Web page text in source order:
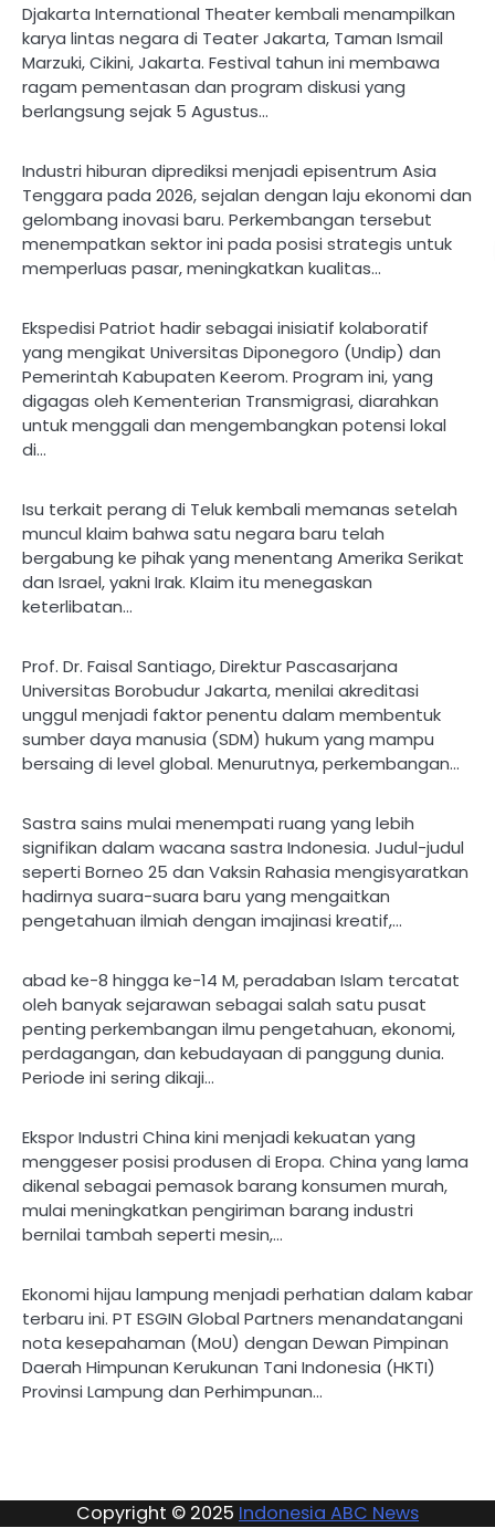
Djakarta International Theater kembali menampilkan
karya lintas negara di Teater Jakarta, Taman Ismail
Marzuki, Cikini, Jakarta. Festival tahun ini membawa
ragam pementasan dan program diskusi yang
berlangsung sejak 5 Agustus…
Industri hiburan diprediksi menjadi episentrum Asia
Tenggara pada 2026, sejalan dengan laju ekonomi dan
gelombang inovasi baru. Perkembangan tersebut
menempatkan sektor ini pada posisi strategis untuk
memperluas pasar, meningkatkan kualitas…
Ekspedisi Patriot hadir sebagai inisiatif kolaboratif
yang mengikat Universitas Diponegoro (Undip) dan
Pemerintah Kabupaten Keerom. Program ini, yang
digagas oleh Kementerian Transmigrasi, diarahkan
untuk menggali dan mengembangkan potensi lokal
di…
Isu terkait perang di Teluk kembali memanas setelah
muncul klaim bahwa satu negara baru telah
bergabung ke pihak yang menentang Amerika Serikat
dan Israel, yakni Irak. Klaim itu menegaskan
keterlibatan…
Prof. Dr. Faisal Santiago, Direktur Pascasarjana
Universitas Borobudur Jakarta, menilai akreditasi
unggul menjadi faktor penentu dalam membentuk
sumber daya manusia (SDM) hukum yang mampu
bersaing di level global. Menurutnya, perkembangan…
Sastra sains mulai menempati ruang yang lebih
signifikan dalam wacana sastra Indonesia. Judul-judul
seperti Borneo 25 dan Vaksin Rahasia mengisyaratkan
hadirnya suara-suara baru yang mengaitkan
pengetahuan ilmiah dengan imajinasi kreatif,…
abad ke-8 hingga ke-14 M, peradaban Islam tercatat
oleh banyak sejarawan sebagai salah satu pusat
penting perkembangan ilmu pengetahuan, ekonomi,
perdagangan, dan kebudayaan di panggung dunia.
Periode ini sering dikaji…
Ekspor Industri China kini menjadi kekuatan yang
menggeser posisi produsen di Eropa. China yang lama
dikenal sebagai pemasok barang konsumen murah,
mulai meningkatkan pengiriman barang industri
bernilai tambah seperti mesin,…
Ekonomi hijau lampung menjadi perhatian dalam kabar
terbaru ini. PT ESGIN Global Partners menandatangani
nota kesepahaman (MoU) dengan Dewan Pimpinan
Daerah Himpunan Kerukunan Tani Indonesia (HKTI)
Provinsi Lampung dan Perhimpunan…
Copyright © 2025 Indonesia ABC News